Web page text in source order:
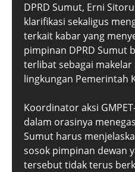
DPRD Sumut, Erni
klarifikasi sekaligus
terkait kabar yang
pimpinan DPRD Sumut
terlibat sebagai
lingkungan Pemerintah
Koordinator aksi
dalam orasinya
Sumut harus
sosok pimpinan dewan
tersebut tidak terus